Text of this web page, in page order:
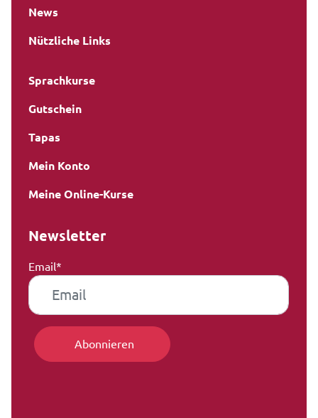
News
Nützliche Links
Sprachkurse
Gutschein
Tapas
Mein Konto
Meine Online-Kurse
Newsletter
Email*